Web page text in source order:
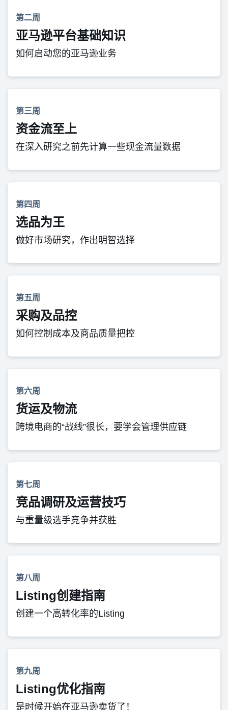
第二周
亚马逊平台基础知识
如何启动您的亚马逊业务
第三周
资金流至上
在深入研究之前先计算一些现金流量数据
第四周
选品为王
做好市场研究，作出明智选择
第五周
采购及品控
如何控制成本及商品质量把控
第六周
货运及物流
跨境电商的“战线”很长，要学会管理供应链
第七周
竞品调研及运营技巧
与重量级选手竞争并获胜
第八周
Listing创建指南
创建一个高转化率的Listing
第九周
Listing优化指南
是时候开始在亚马逊卖货了！